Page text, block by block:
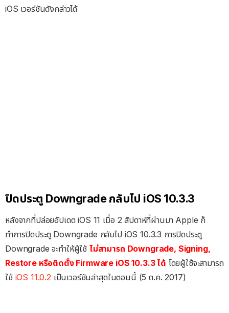
iOS เวอร์ชันดังกล่าวได้
ปิดประตู Downgrade กลับไป iOS 10.3.3
หลังจากที่ปล่อยอัปเดต iOS 11 เมื่อ 2 สัปดาห์ที่ผ่านมา Apple ก็
ทำการปิดประตู Downgrade กลับไป iOS 10.3.3 การปิดประตู
Downgrade จะทำให้ผู้ใช้ ไม่สามารถ Downgrade, Signing,
Restore หรือติดตั้ง Firmware iOS 10.3.3 ได้ โดยผู้ใช้จะสามารถ
ใช้ iOS 11.0.2เป็นเวอร์ชันล่าสุดในตอนนี้ (5 ต.ค. 2017)